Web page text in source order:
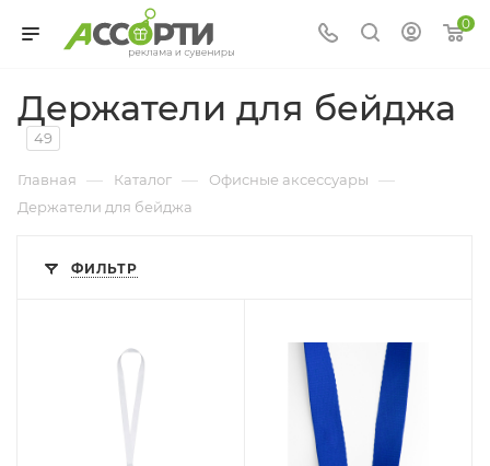
0
Держатели для бейджа
49
Главная — Каталог — Офисные аксессуары —
Держатели для бейджа
ФИЛЬТР